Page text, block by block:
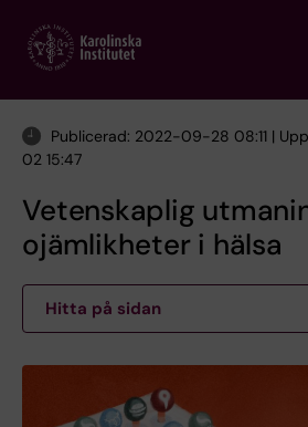
main
Publicerad: 2022-09-28 08:11 |
02 15:47
Vetenskaplig
ojämlikheter i hälsa
Hitta på sidan